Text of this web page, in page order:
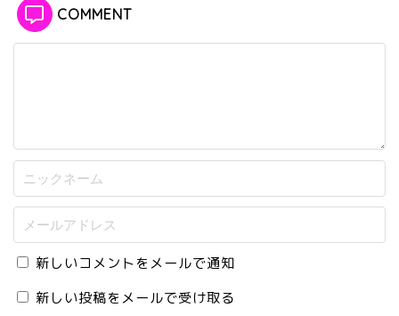
COMMENT
新しいコメントをメールで通知
新しい投稿をメールで受け取る